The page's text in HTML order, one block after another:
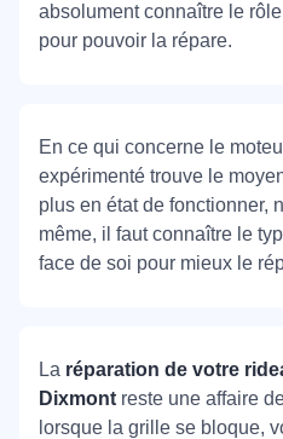
absolument connaître le
pour pouvoir la répare.
En ce qui concerne le
expérimenté trouve le
plus en état de fonctionner,
même, il faut connaître le
face de soi pour mieux le
La réparation de votre
Dixmont reste une affaire
lorsque la grille se bloque,